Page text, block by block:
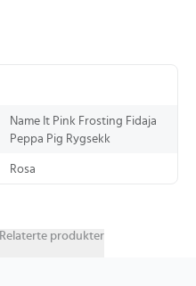
Name It Pink Frosting Fidaja
Peppa Pig Rygsekk
Rosa
Relaterte produkter